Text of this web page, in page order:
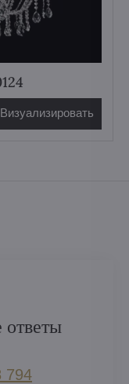
Визуализировать
ответы
794​